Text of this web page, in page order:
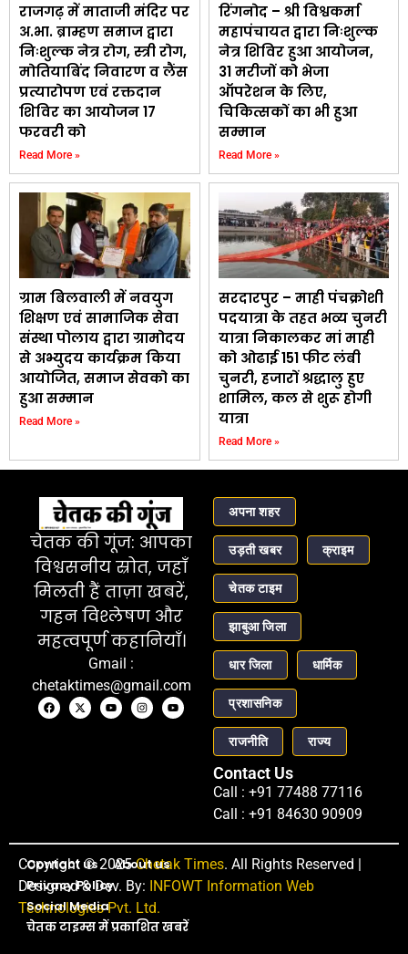
राजगढ़ में माताजी मंदिर पर
अ.भा. ब्राम्हण समाज द्वारा
निःशुल्क नेत्र रोग, स्त्री रोग,
मोतियाबिंद निवारण व लैंस
प्रत्यारोपण एवं रक्तदान
शिविर का आयोजन 17
फरवरी को
Read More »
रिंगनोद – श्री विश्वकर्मा
महापंचायत द्वारा निःशुल्क
नेत्र शिविर हुआ आयोजन,
31 मरीजों को भेजा
ऑपरेशन के लिए,
चिकित्सकों का भी हुआ
सम्मान
Read More »
ग्राम बिलवाली में नवयुग
शिक्षण एवं सामाजिक सेवा
संस्था पोलाय द्वारा ग्रामोदय
से अभ्युदय कार्यक्रम किया
आयोजित, समाज सेवको का
हुआ सम्मान
Read More »
सरदारपुर – माही पंचक्रोशी
पदयात्रा के तहत भव्य चुनरी
यात्रा निकालकर मां माही
को ओढाई 151 फीट लंबी
चुनरी, हजारों श्रद्धालु हुए
शामिल, कल से शुरू होगी
यात्रा
Read More »
चेतक की गूंज: आपका
विश्वसनीय स्रोत, जहाँ
मिलती हैं ताज़ा खबरें,
गहन विश्लेषण और
महत्वपूर्ण कहानियाँ।
Gmail :
chetaktimes@gmail.com
अपना शहर
उड़ती खबर क्राइम
चेतक टाइम
झाबुआ जिला
धार जिला धार्मिक
प्रशासनिक
राजनीति राज्य
Contact Us
Call : +91 77488 77116
Call : +91 84630 90909
Contact us
About us
Privacy Policy
Social Media
चेतक टाइम्स में प्रकाशित खबरें
Copyright © 2025Chetak Times. All Rights Reserved |
Designed & Dev. By: INFOWT Information Web
Technologies Pvt. Ltd.